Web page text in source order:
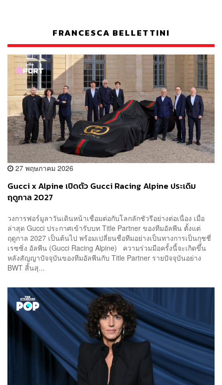
FRANCESCA BELLETTINI
27 พฤษภาคม 2026
Gucci x Alpine เปิดตัว Gucci Racing Alpine ประเดิม
ฤดูกาล 2027
วงการฟอร์มูลาวันเดินหน้าเชื่อมต่อกับโลกลักชัวรีอย่างต่อเนื่อง เมื่อ
ล่าสุด Gucci ประกาศเข้ารับบท Title Partner ของทีมอัลพีน ตั้งแต่
ฤดูกาล 2027 เป็นต้นไป พร้อมเปลี่ยนชื่อทีมอย่างเป็นทางการเป็นกุชชี่
เรซซิ่ง อัลพีน (Gucci Racing Alpine) ความร่วมมือครั้งนี้จะเกิดขึ้น
หลังสัญญาปัจจุบันของทีมอัลพีนกับ Title Partner รายปัจจุบันอย่าง
BWT สิ้นสุ...